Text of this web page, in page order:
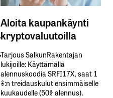
Aloita kaupankäynti
kryptovaluutoilla
Tarjous SalkunRakentajan
lukijoille: Käyttämällä​ ​
alennuskoodia​ ​SRFI17X,​ ​saat​ ​1
%:n treidauskulut​ ​ensimmäiselle​ ​
kuukaudelle​ ​(50%​ ​alennus).